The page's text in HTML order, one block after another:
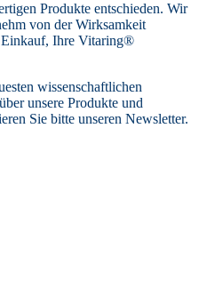
Produkte entschieden. Wir
von der Wirksamkeit
Einkauf, Ihre Vitaring®
wissenschaftlichen
unsere Produkte und
Sie bitte unseren Newsletter.